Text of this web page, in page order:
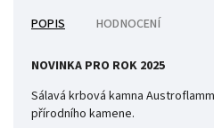
POPIS HODNOCENÍ
NOVINKA PRO ROK 2025
Sálavá krbová kamna
přírodního kamene.